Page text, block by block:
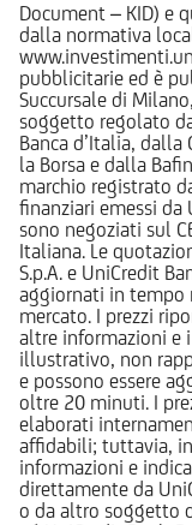
Document – KID) e
dalla normativa
pubblicitarie ed è
Succursale di
soggetto regolato
Banca d’Italia,
la Borsa e dalla
marchio registrato
finanziari emessi da
sono negoziati sul
Italiana. Le
S.p.A. e UniCredit
aggiornati in tempo
mercato. I prezzi
altre informazioni e
illustrativo, non
e possono essere
oltre 20 minuti. I
elaborati
affidabili; tuttavia,
informazioni e
direttamente da
o da altro soggetto